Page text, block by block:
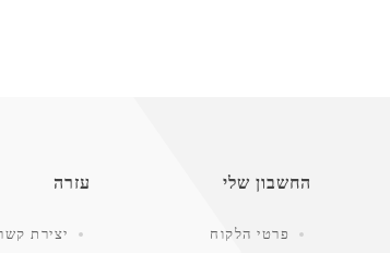
החשבון שלי
פרטי הלקוח
עזרה
יצירת